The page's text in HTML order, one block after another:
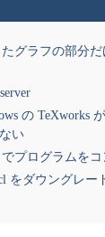
たグラフの部分
の TeXworks
い
でプログラムを
をダウングレー